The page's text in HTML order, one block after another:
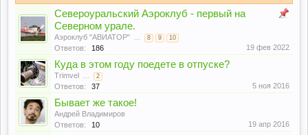
Североуральский Аэроклуб - первый на
Северном урале.
Аэроклуб "АВИАТОР" ... 8 9 10
Ответов: 186 19 фев 2022
Куда в этом году поедете в отпуске?
Trimvel ... 2
Ответов: 37 5 ноя 2016
Бывает же такое!
Андрей Владимиров
Ответов:
10 19 апр 2016